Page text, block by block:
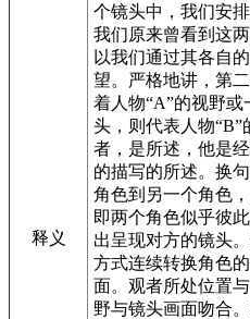
释义
个镜头中，我们安
我们原来曾看到这
以我们通过其各自
望。严格地讲，第
着人物“A”的视野或
头，则代表人物
者，是所述，他是
的描写的所述。换
角色到另一个角色
即两个角色似乎彼
出呈现对方的镜头
方式连续转换角色
面。观者所处位置
野与镜头画面吻合